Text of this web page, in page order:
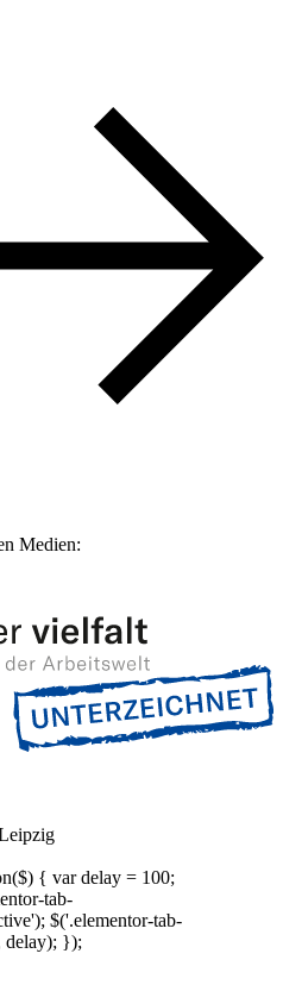
Medien:
{ var delay = 100;
tab-
$('.elementor-tab-
delay); });